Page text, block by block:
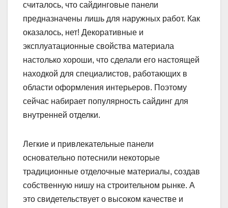
считалось, что сайдинговые панели
предназначены лишь для наружных работ. Как
оказалось, нет! Декоративные и
эксплуатационные свойства материала
настолько хороши, что сделали его настоящей
находкой для специалистов, работающих в
области оформления интерьеров. Поэтому
сейчас набирает популярность сайдинг для
внутренней отделки.
Легкие и привлекательные панели
основательно потеснили некоторые
традиционные отделочные материалы, создав
собственную нишу на строительном рынке. А
это свидетельствует о высоком качестве и